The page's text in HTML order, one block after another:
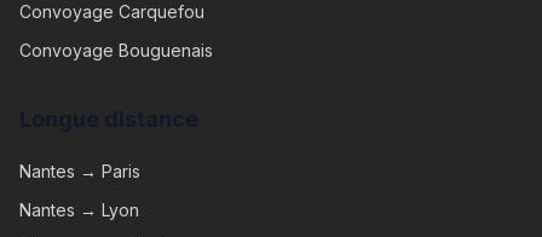
Convoyage Carquefou
Convoyage Bouguenais
Nantes → Paris
Nantes → Lyon